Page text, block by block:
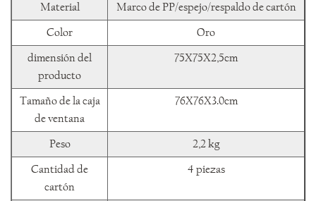
Material
Marco de PP/espejo/respaldo de cartón
Color
Oro
dimensión del
producto
75X75X2,5cm
Tamaño de la caja
de ventana
76X76X3.0cm
Peso
2,2 kg
Cantidad de
cartón
4 piezas